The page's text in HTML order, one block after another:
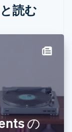
読む
の